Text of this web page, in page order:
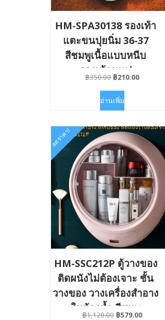
HM-SPA30138 รองเท้า
แตะขนปุยนิ่ม 36-37
สีชมพูเนื้อแบบหนีบ
รองเท้าขนฟู
฿350.00 Original
was:
฿210.00Current
อ่านเพิ่ม
ลดราคา!
HM-SSC212P ตู้วางของ
ติดผนังไม่ต้องเจาะ ชั้น
วางของ วางเครื่องสำอาง
ในห้องน้ำ สีชมพู
฿1,120.00 Original
฿579.00Current